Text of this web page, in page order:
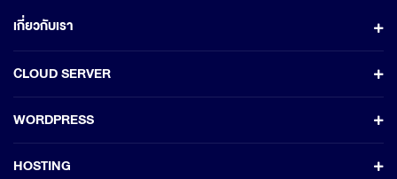
เกี่ยวกับเรา
CLOUD SERVER
WORDPRESS
HOSTING